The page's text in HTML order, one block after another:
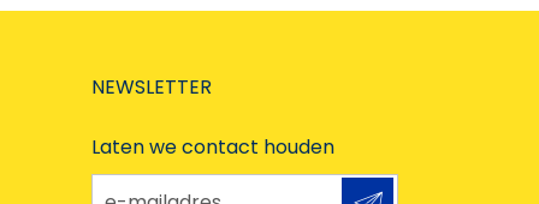
NEWSLETTER
Laten we contact houden
e-mailadres